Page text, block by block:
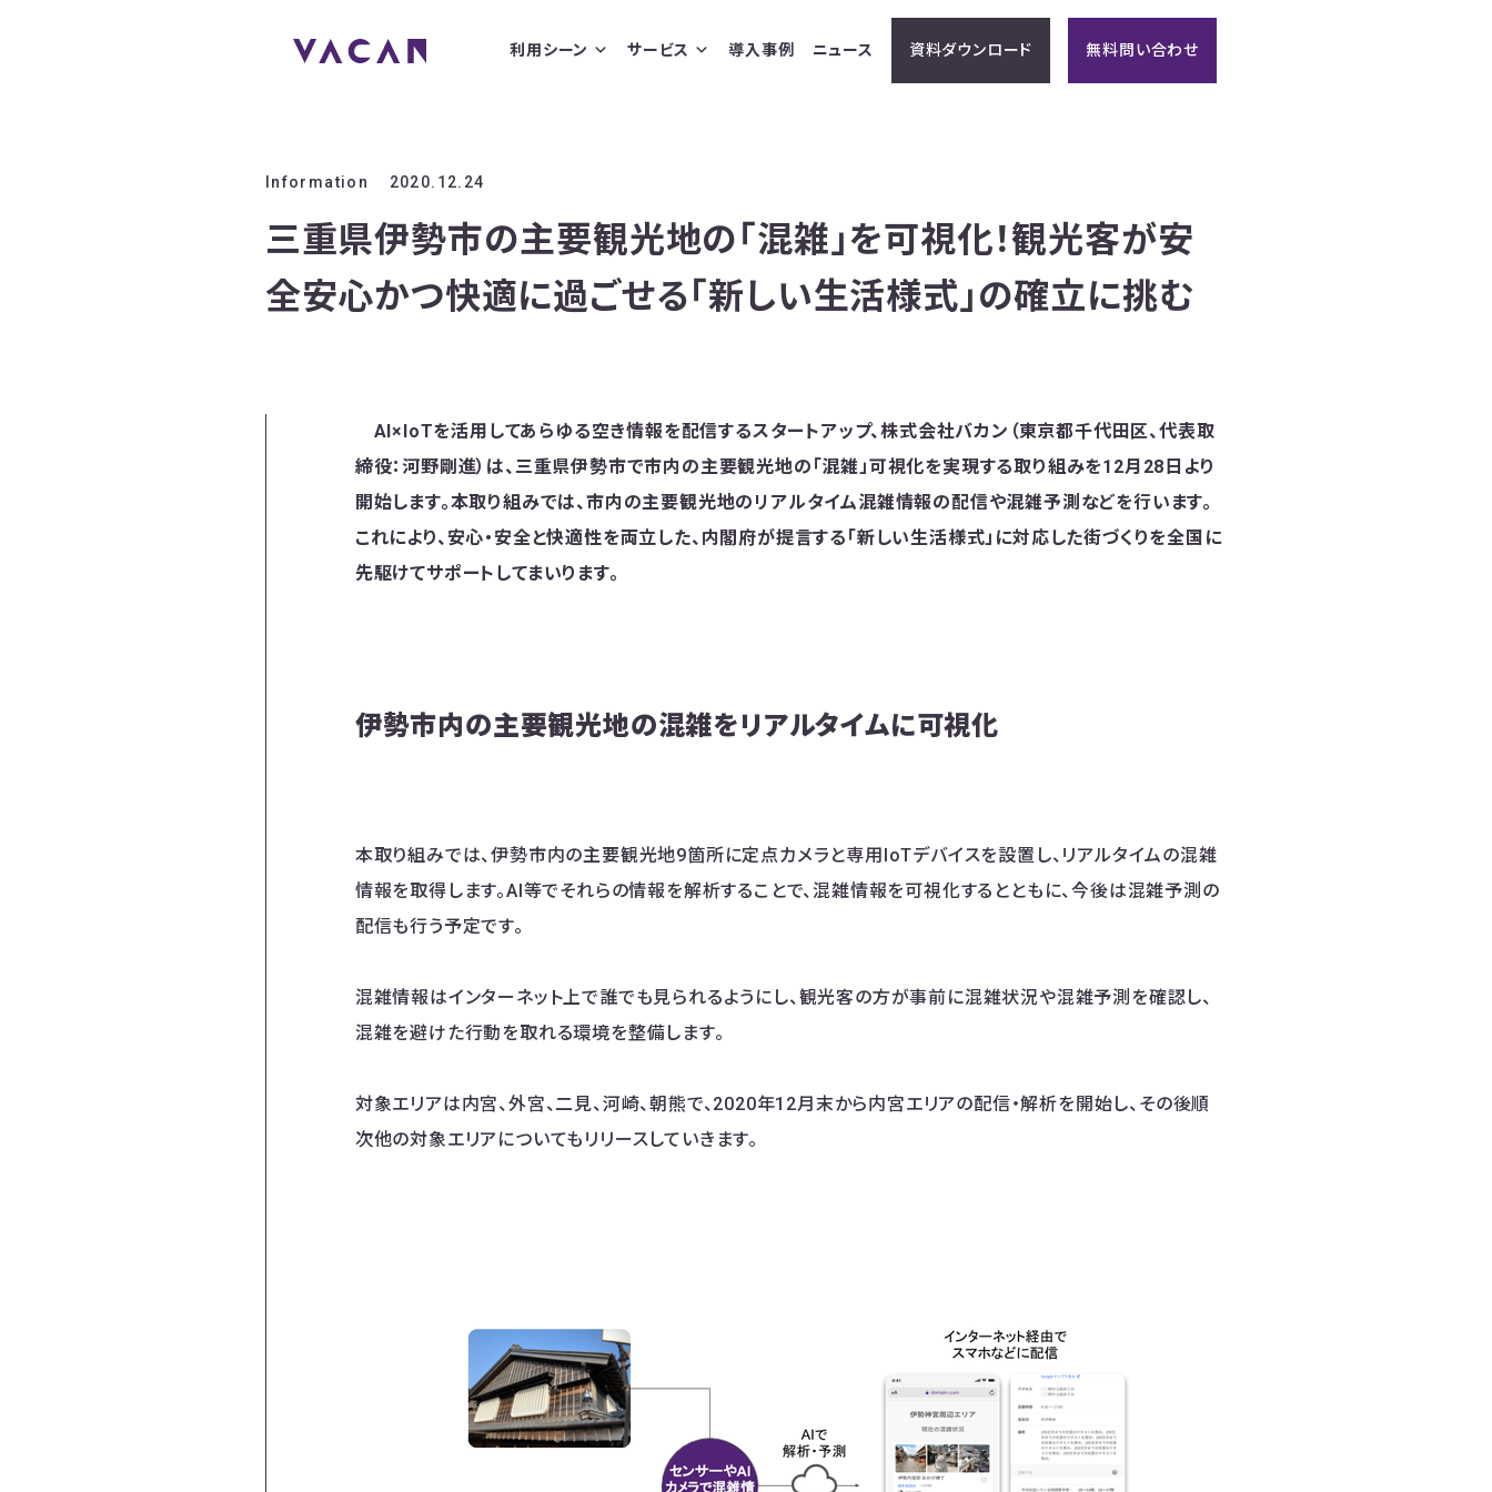
利用シーン サービス 導入事例 ニュース 資料ダウンロード 無料問い合わせ
Information 2020.12.24
三重県伊勢市の主要観光地の「混雑」を可視化！観光客が安
全安心かつ快適に過ごせる「新しい生活様式」の確立に挑む
AI×IoTを活用してあらゆる空き情報を配信するスタートアップ、株式会社バカン（東京都千代田区、代表取
締役：河野剛進）は、三重県伊勢市で市内の主要観光地の「混雑」可視化を実現する取り組みを12月28日より
開始します。本取り組みでは、市内の主要観光地のリアルタイム混雑情報の配信や混雑予測などを行います。
これにより、安心・安全と快適性を両立した、内閣府が提言する「新しい生活様式」に対応した街づくりを全国に
先駆けてサポートしてまいります。
伊勢市内の主要観光地の混雑をリアルタイムに可視化
本取り組みでは、伊勢市内の主要観光地9箇所に定点カメラと専用IoTデバイスを設置し、リアルタイムの混雑
情報を取得します。AI等でそれらの情報を解析することで、混雑情報を可視化するとともに、今後は混雑予測の
配信も行う予定です。
混雑情報はインターネット上で誰でも見られるようにし、観光客の方が事前に混雑状況や混雑予測を確認し、
混雑を避けた行動を取れる環境を整備します。
対象エリアは内宮、外宮、二見、河崎、朝熊で、2020年12月末から内宮エリアの配信・解析を開始し、その後順
次他の対象エリアについてもリリースしていきます。